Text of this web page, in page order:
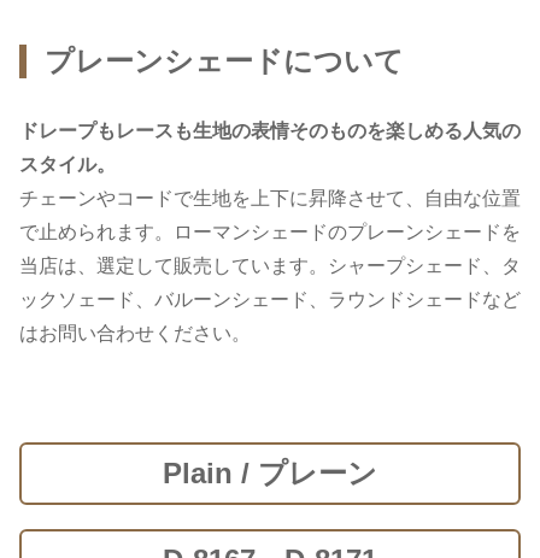
プレーンシェードについて
ドレープもレースも生地の表情そのものを楽しめる人気の
スタイル。
チェーンやコードで生地を上下に昇降させて、自由な位置
で止められます。ローマンシェードのプレーンシェードを
当店は、選定して販売しています。シャープシェード、タ
ックソェード、バルーンシェード、ラウンドシェードなど
はお問い合わせください。
Plain / プレーン